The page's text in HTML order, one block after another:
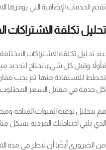
تقدم الخدمات الإضافية التي يوفرها
تحليل تكلفة الاشتراكات
عند تحليل تكلفة الاشتراكات
فأولاً وقبل كل شيء، تحتاج لتحديد
تخطط للاستفادة منها. ثم يجب
كل خدمة في مقابل السعر المطلوب.
قم بتحليل نوعية القنوات المتاحة
الذي يلبي احتياجاتك الفردية بشكل
من الضروري أيضًا أن تنظر في مدة